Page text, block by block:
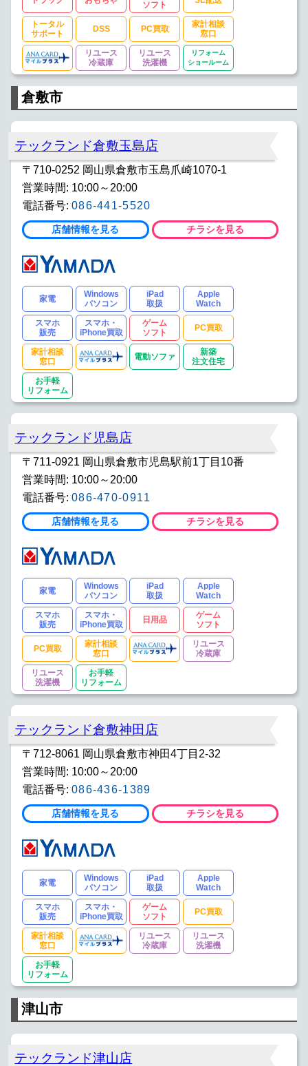
ソフト
トータル
サポート
DSS PC買取
家計相談
窓口
リユース
冷蔵庫
リユース
洗濯機
リフォーム
ショールーム
倉敷市
テックランド倉敷玉島店
〒710-0252 岡山県倉敷市玉島爪崎1070-1
営業時間: 10:00～20:00
電話番号: 086-441-5520
店舗情報を見る チラシを見る
家電
Windows
パソコン
iPad
取扱
Apple
Watch
スマホ
販売
スマホ・
iPhone買取
ゲーム
ソフト
PC買取
家計相談
窓口
電動ソファ
新築
注文住宅
お手軽
リフォーム
テックランド児島店
〒711-0921 岡山県倉敷市児島駅前1丁目10番
営業時間: 10:00～20:00
電話番号: 086-470-0911
店舗情報を見る チラシを見る
家電
Windows
パソコン
iPad
取扱
Apple
Watch
スマホ
販売
スマホ・
iPhone買取
日用品
ゲーム
ソフト
PC買取
家計相談
窓口
リユース
冷蔵庫
リユース
洗濯機
お手軽
リフォーム
テックランド倉敷神田店
〒712-8061 岡山県倉敷市神田4丁目2-32
営業時間: 10:00～20:00
電話番号: 086-436-1389
店舗情報を見る チラシを見る
家電
Windows
パソコン
iPad
取扱
Apple
Watch
スマホ
販売
スマホ・
iPhone買取
ゲーム
ソフト
PC買取
家計相談
窓口
リユース
冷蔵庫
リユース
洗濯機
お手軽
リフォーム
津山市
テックランド津山店